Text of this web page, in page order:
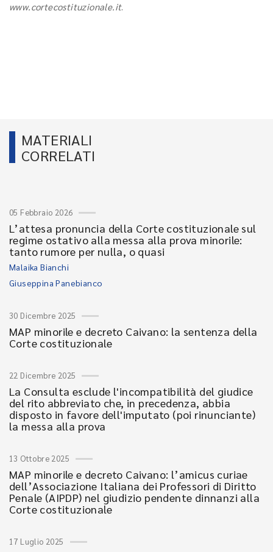
www.cortecostituzionale.it.
MATERIALI
CORRELATI
05 Febbraio 2026
L’attesa pronuncia della Corte costituzionale sul
regime ostativo alla messa alla prova minorile:
tanto rumore per nulla, o quasi
Malaika Bianchi
Giuseppina Panebianco
30 Dicembre 2025
MAP minorile e decreto Caivano: la sentenza della
Corte costituzionale
22 Dicembre 2025
La Consulta esclude l'incompatibilità del giudice
del rito abbreviato che, in precedenza, abbia
disposto in favore dell'imputato (poi rinunciante)
la messa alla prova
13 Ottobre 2025
MAP minorile e decreto Caivano: l’amicus curiae
dell’Associazione Italiana dei Professori di Diritto
Penale (AIPDP) nel giudizio pendente dinnanzi alla
Corte costituzionale
17 Luglio 2025